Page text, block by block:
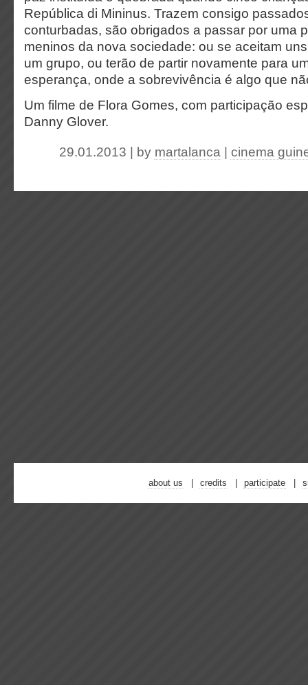
República di Mininus. Trazem consigo
conturbadas, são obrigados a passar por uma
meninos da nova sociedade: ou se aceitam
um grupo, ou terão de partir novamente para
esperança, onde a sobrevivência é algo que
Um filme de Flora Gomes, com participação
Danny Glover.
29.01.2013 | by martalanca cinema
about us credits participate